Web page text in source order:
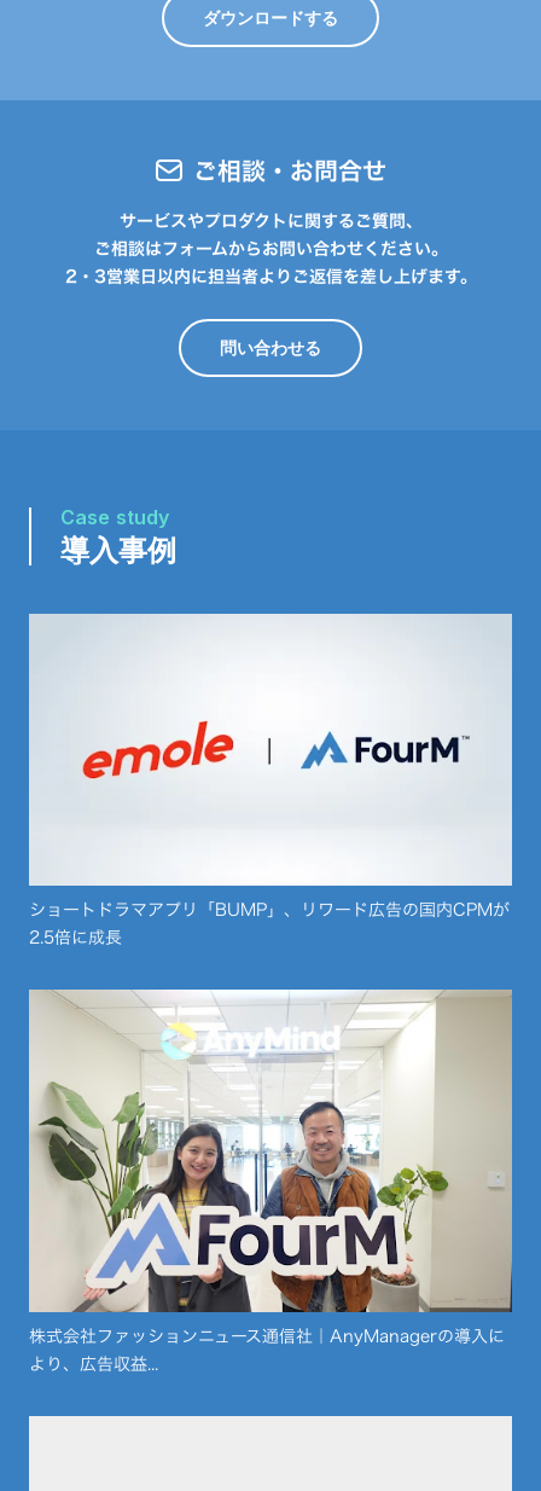
ダウンロードする
ご相談・お問合せ
サービスやプロダクトに関するご質問、
ご相談はフォームからお問い合わせください。
2・3営業日以内に担当者よりご返信を差し上げます。
問い合わせる
Case study
導入事例
ショートドラマアプリ「BUMP」、リワード広告の国内CPMが
2.5倍に成長
株式会社ファッションニュース通信社｜AnyManagerの導入に
より、広告収益...